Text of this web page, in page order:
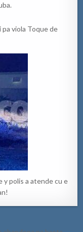
pa viola Toque de
y polis a atende cu e